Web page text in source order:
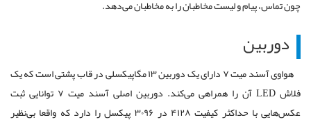
چون تماس، پیام و لیست مخاطبان را به مخاطبان می‌دهد.
دوربین
هواوی آسند میت ۷ دارای یک دوربین ۱۳ مگاپیکسلی در قاب پشتی است که یک
فلاش LED آن را همراهی می‌کند. دوربین اصلی آسند میت ۷ توانایی ثبت
عکس‌هایی با حداکثر کیفیت ۴۱۲۸ در ۳۰۹۶ پیکسل را دارد که واقعا بی‌نظیر